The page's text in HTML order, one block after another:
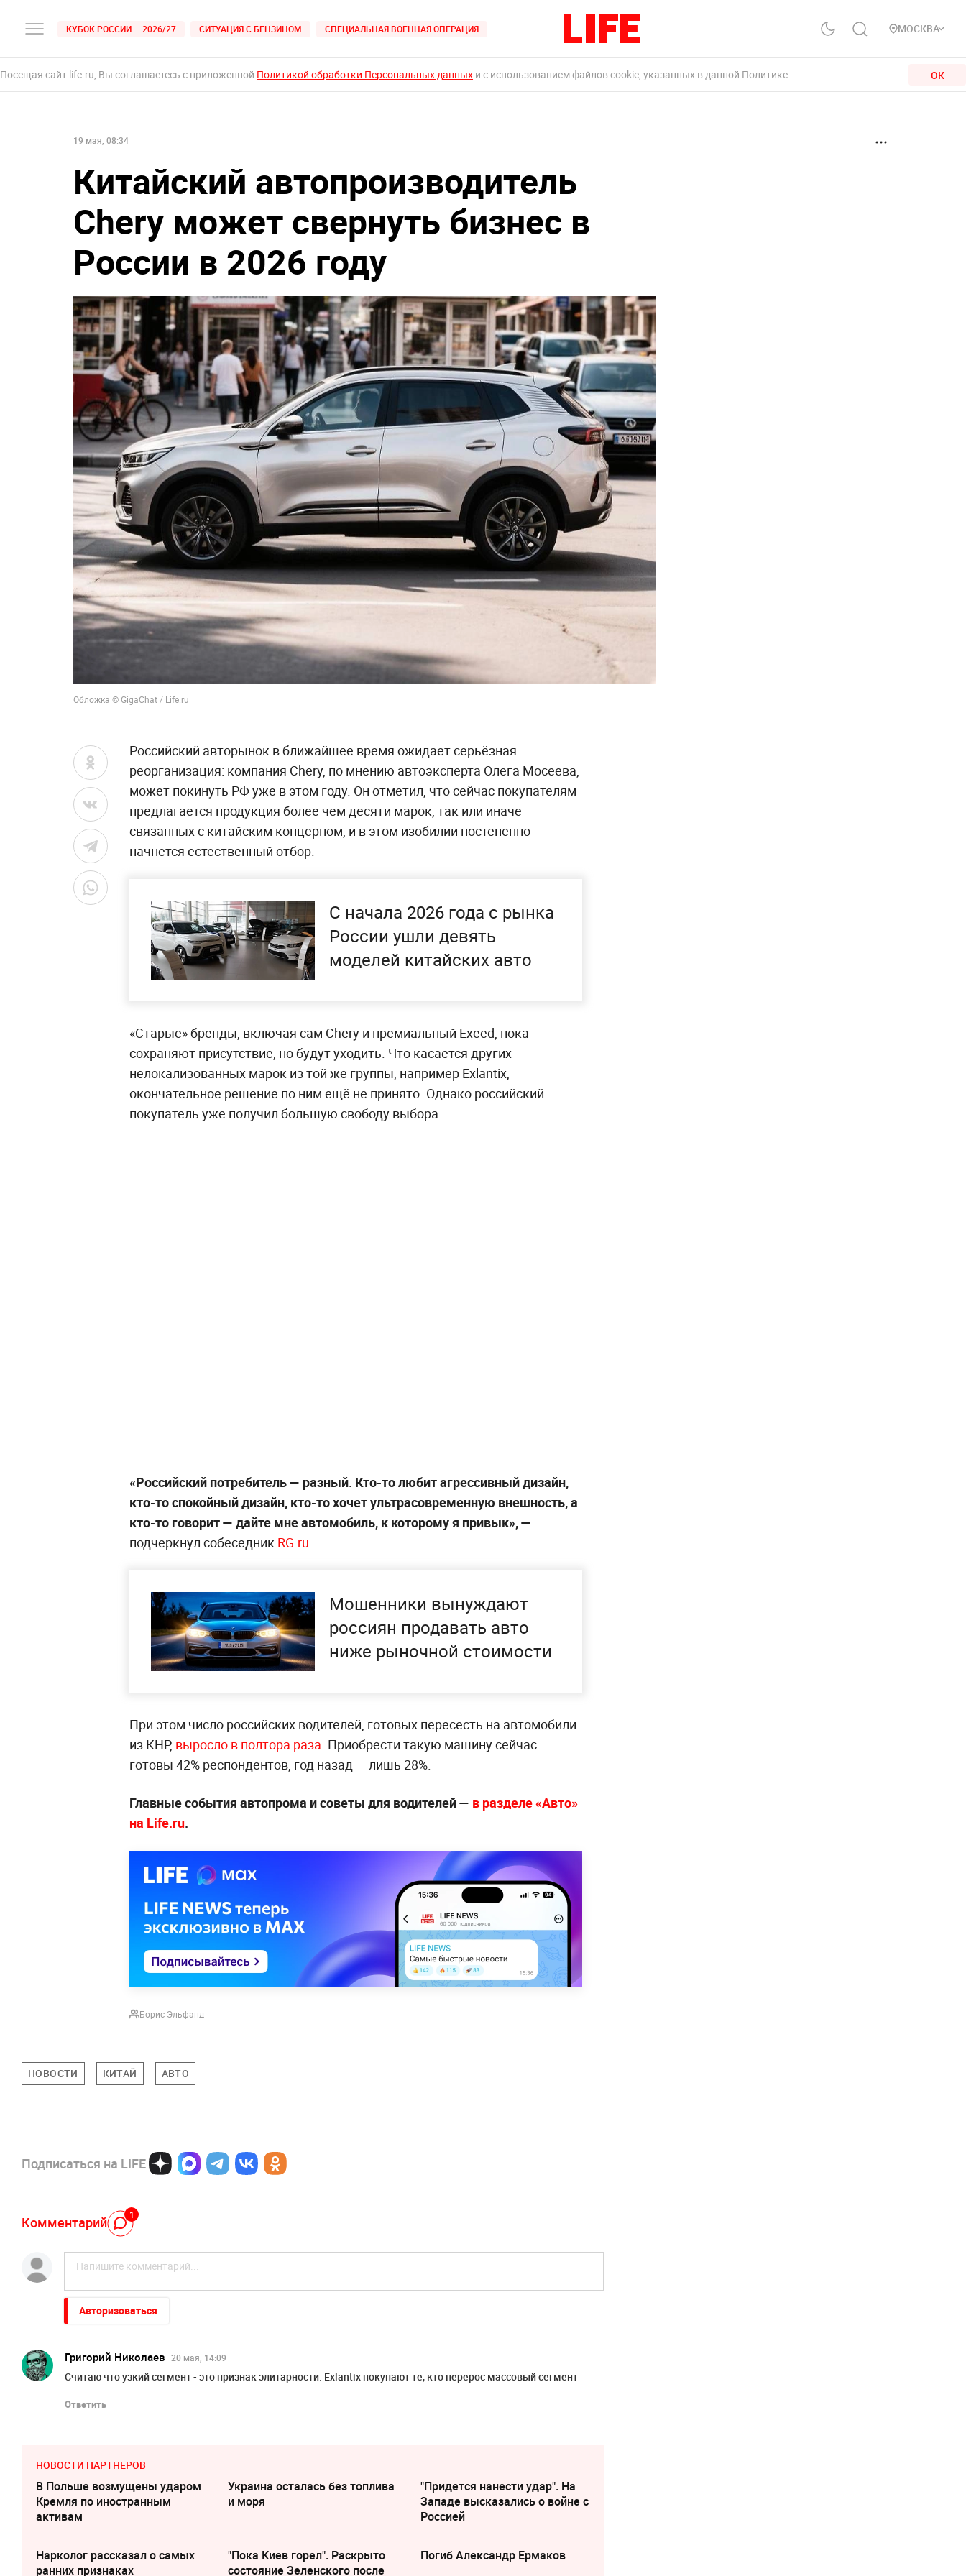
КУБОК РОССИИ — 2026/27 СИТУАЦИЯ С БЕНЗИНОМ СПЕЦИАЛЬНАЯ ВОЕННАЯ ОПЕРАЦИЯ МОСКВА
Посещая сайт life.ru, Вы соглашаетесь с приложенной Политикой обработки Персональных данных и с использованием файлов cookie, указанных в данной Политике. ОК
19 мая, 08:34
Китайский автопроизводитель
Chery может свернуть бизнес в
России в 2026 году
Обложка © GigaChat / Life.ru
Российский авторынок в ближайшее время ожидает серьёзная
реорганизация: компания Chery, по мнению автоэксперта Олега Мосеева,
может покинуть РФ уже в этом году. Он отметил, что сейчас покупателям
предлагается продукция более чем десяти марок, так или иначе
связанных с китайским концерном, и в этом изобилии постепенно
начнётся естественный отбор.
С начала 2026 года с рынка
России ушли девять
моделей китайских авто
«Старые» бренды, включая сам Chery и премиальный Exeed, пока
сохраняют присутствие, но будут уходить. Что касается других
нелокализованных марок из той же группы, например Exlantix,
окончательное решение по ним ещё не принято. Однако российский
покупатель уже получил большую свободу выбора.
«Российский потребитель — разный. Кто-то любит агрессивный дизайн,
кто-то спокойный дизайн, кто-то хочет ультрасовременную внешность, а
кто-то говорит — дайте мне автомобиль, к которому я привык», —
подчеркнул собеседник RG.ru.
Мошенники вынуждают
россиян продавать авто
ниже рыночной стоимости
При этом число российских водителей, готовых пересесть на автомобили
из КНР, выросло в полтора раза. Приобрести такую машину сейчас
готовы 42% респондентов, год назад — лишь 28%.
Главные события автопрома и советы для водителей — в разделе «Авто»
на Life.ru.
Борис Эльфанд
НОВОСТИ КИТАЙ АВТО
Подписаться на LIFE
Комментарий 1
Авторизоваться
Григорий Николаев 20 мая, 14:09
Считаю что узкий сегмент - это признак элитарности. Exlantix покупают те, кто перерос массовый сегмент
Ответить
НОВОСТИ ПАРТНЕРОВ
В Польше возмущены ударом
Кремля по иностранным
активам
Украина осталась без топлива
и моря
"Придется нанести удар". На
Западе высказались о войне с
Россией
Нарколог рассказал о самых
ранних признаках
"Пока Киев горел". Раскрыто
состояние Зеленского после
Погиб Александр Ермаков